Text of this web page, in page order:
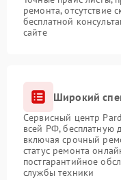
ремонта, отсутствие
бесплатной
сайте
Широкий
Сервисный центр
всей РФ, бесплатную
включая срочный
статус ремонта
постгарантийное
службы техники